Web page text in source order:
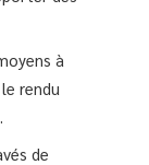
à
rendu
de